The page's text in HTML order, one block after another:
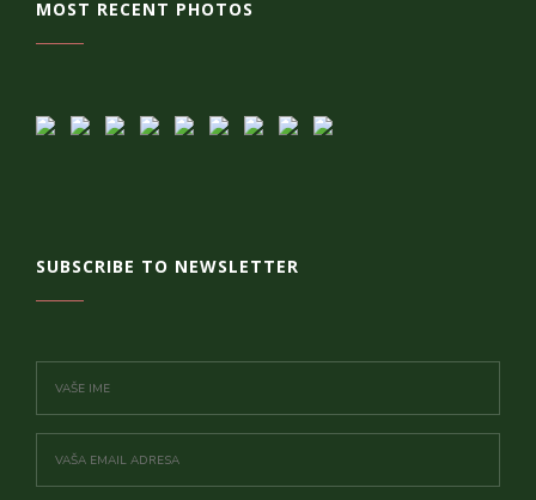
MOST RECENT PHOTOS
SUBSCRIBE TO NEWSLETTER